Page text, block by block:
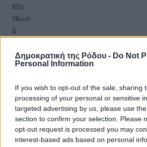
Δημοκρατική της Ρόδου - Do Not
Personal Information
If you wish to opt-out of the sale, sharing
processing of your personal or sensitive
targeted advertising by us, please use
section to confirm your selection. Please
opt-out request is processed you may
interest-based ads based on personal
85%
14km/h
Δ
06:18
20:07
32 °
ΣΑ
30°
29°